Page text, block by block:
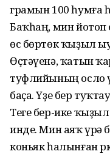
грамын 100 һумға
Баҡһаң, мин йотоп
өс бөртөк ҡыҙыл
Өҫтәүенә, ҡатын
туфлийының осло
баҫа. Үҙе бер
Теге бер-ике
инде. Мин аяҡ үрә
коньяк һалынған